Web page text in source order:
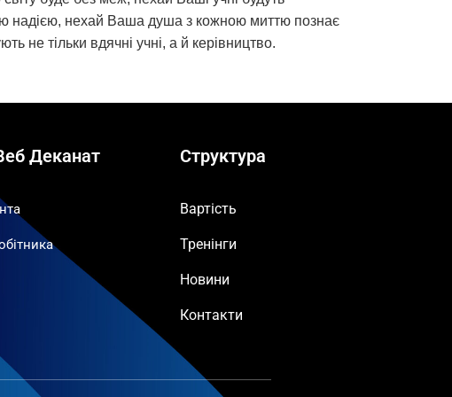
надією, нехай Ваша душа з кожною миттю познає
не тільки вдячні учні, а й керівництво.
Деканат Структура
Вартість
Тренінги
Новини
Контакти